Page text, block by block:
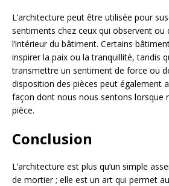
L’architecture peut être utilisée pour
sentiments chez ceux qui observent ou
l’intérieur du bâtiment. Certains
inspirer la paix ou la tranquillité, tandis
transmettre un sentiment de force ou
disposition des pièces peut également
façon dont nous nous sentons lorsque
pièce.
Conclusion
L’architecture est plus qu’un simple
de mortier ; elle est un art qui permet